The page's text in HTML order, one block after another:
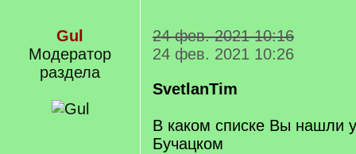
Gul
Модератор
раздела
24 фев. 2021 10:16
24 фев. 2021 10:26
SvetlanTim
В каком списке Вы нашли
Бучацком